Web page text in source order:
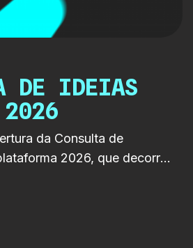
DE IDEIAS
da Consulta de
2026, que decorre